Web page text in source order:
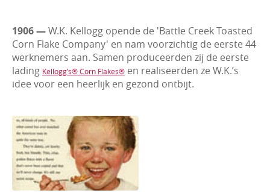
1906 —W.K. Kellogg opende de 'Battle Creek Toasted
Corn Flake Company' en nam voorzichtig de eerste 44
werknemers aan. Samen produceerden zij de eerste
lading Kellogg’s® Corn Flakes® en realiseerden ze W.K.’s
idee voor een heerlijk en gezond ontbijt.